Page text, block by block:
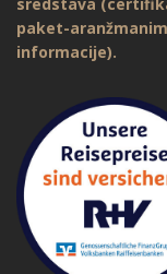
paket-
informacije).